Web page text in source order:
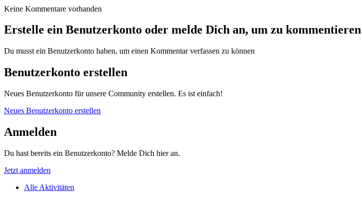
Keine Kommentare vorhanden
Erstelle ein Benutzerkonto oder melde Dich an, um zu kommentieren
Du musst ein Benutzerkonto haben, um einen Kommentar verfassen zu können
Benutzerkonto erstellen
Neues Benutzerkonto für unsere Community erstellen. Es ist einfach!
Neues Benutzerkonto erstellen
Anmelden
Du hast bereits ein Benutzerkonto? Melde Dich hier an.
Jetzt anmelden
Alle Aktivitäten